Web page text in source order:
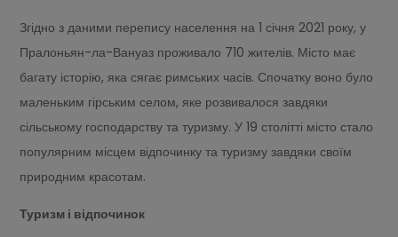
Згідно з даними перепису населення на 1 січня 2021 року, у
Пралоньян-ла-Вануаз проживало 710 жителів. Місто має
багату історію, яка сягає римських часів. Спочатку воно було
маленьким гірським селом, яке розвивалося завдяки
сільському господарству та туризму. У 19 столітті місто стало
популярним місцем відпочинку та туризму завдяки своїм
природним красотам.
Туризм і відпочинок